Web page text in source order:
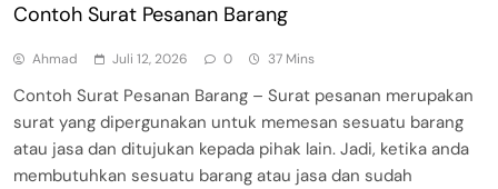
Contoh Surat Pesanan Barang
Ahmad Juli 12, 2026 0 37 Mins
Contoh Surat Pesanan Barang – Surat pesanan merupakan
surat yang dipergunakan untuk memesan sesuatu barang
atau jasa dan ditujukan kepada pihak lain. Jadi, ketika anda
membutuhkan sesuatu barang atau jasa dan sudah